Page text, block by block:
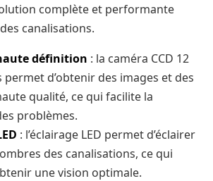
complète et performante
canalisations.
définition : la caméra CCD 12
permet d’obtenir des images et des
qualité, ce qui facilite la
problèmes.
: l’éclairage LED permet d’éclairer
des canalisations, ce qui
une vision optimale.